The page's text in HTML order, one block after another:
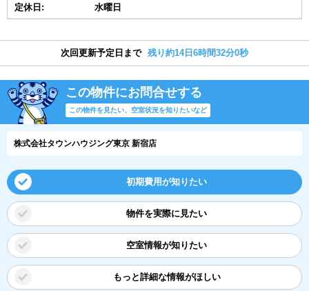
定休日: 水曜日
次回更新予定日まで 残り約14日6時間31分59秒
この物件にお問合せする
この物件を見たい、空室状況を知りたいなど
株式会社タウンハウジング東京 新宿店
初期費用が知りたい
物件を実際に見たい
空室情報が知りたい
もっと詳細な情報がほしい